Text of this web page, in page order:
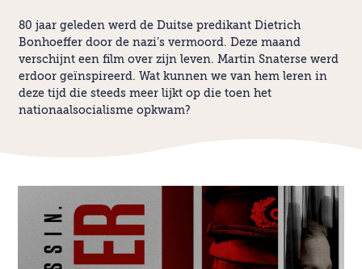
80 jaar geleden werd de Duitse predikant Dietrich
Bonhoeffer door de nazi’s vermoord. Deze maand
verschijnt een film over zijn leven. Martin Snaterse werd
erdoor geïnspireerd. Wat kunnen we van hem leren in
deze tijd die steeds meer lijkt op die toen het
nationaalsocialisme opkwam?